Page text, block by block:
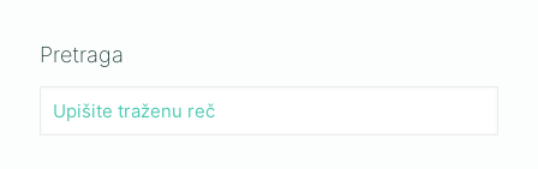
Pretraga